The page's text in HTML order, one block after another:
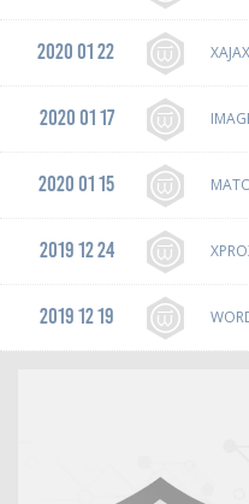
2020 01 22
2020 01 17
2020 01 15
2019 12 24
2019 12 19